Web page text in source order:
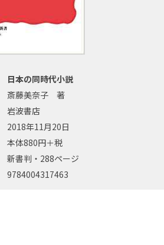
日本の同時代小説
斎藤美奈子 著
岩波書店
2018年11月20日
本体880円＋税
新書判・288ページ
9784004317463